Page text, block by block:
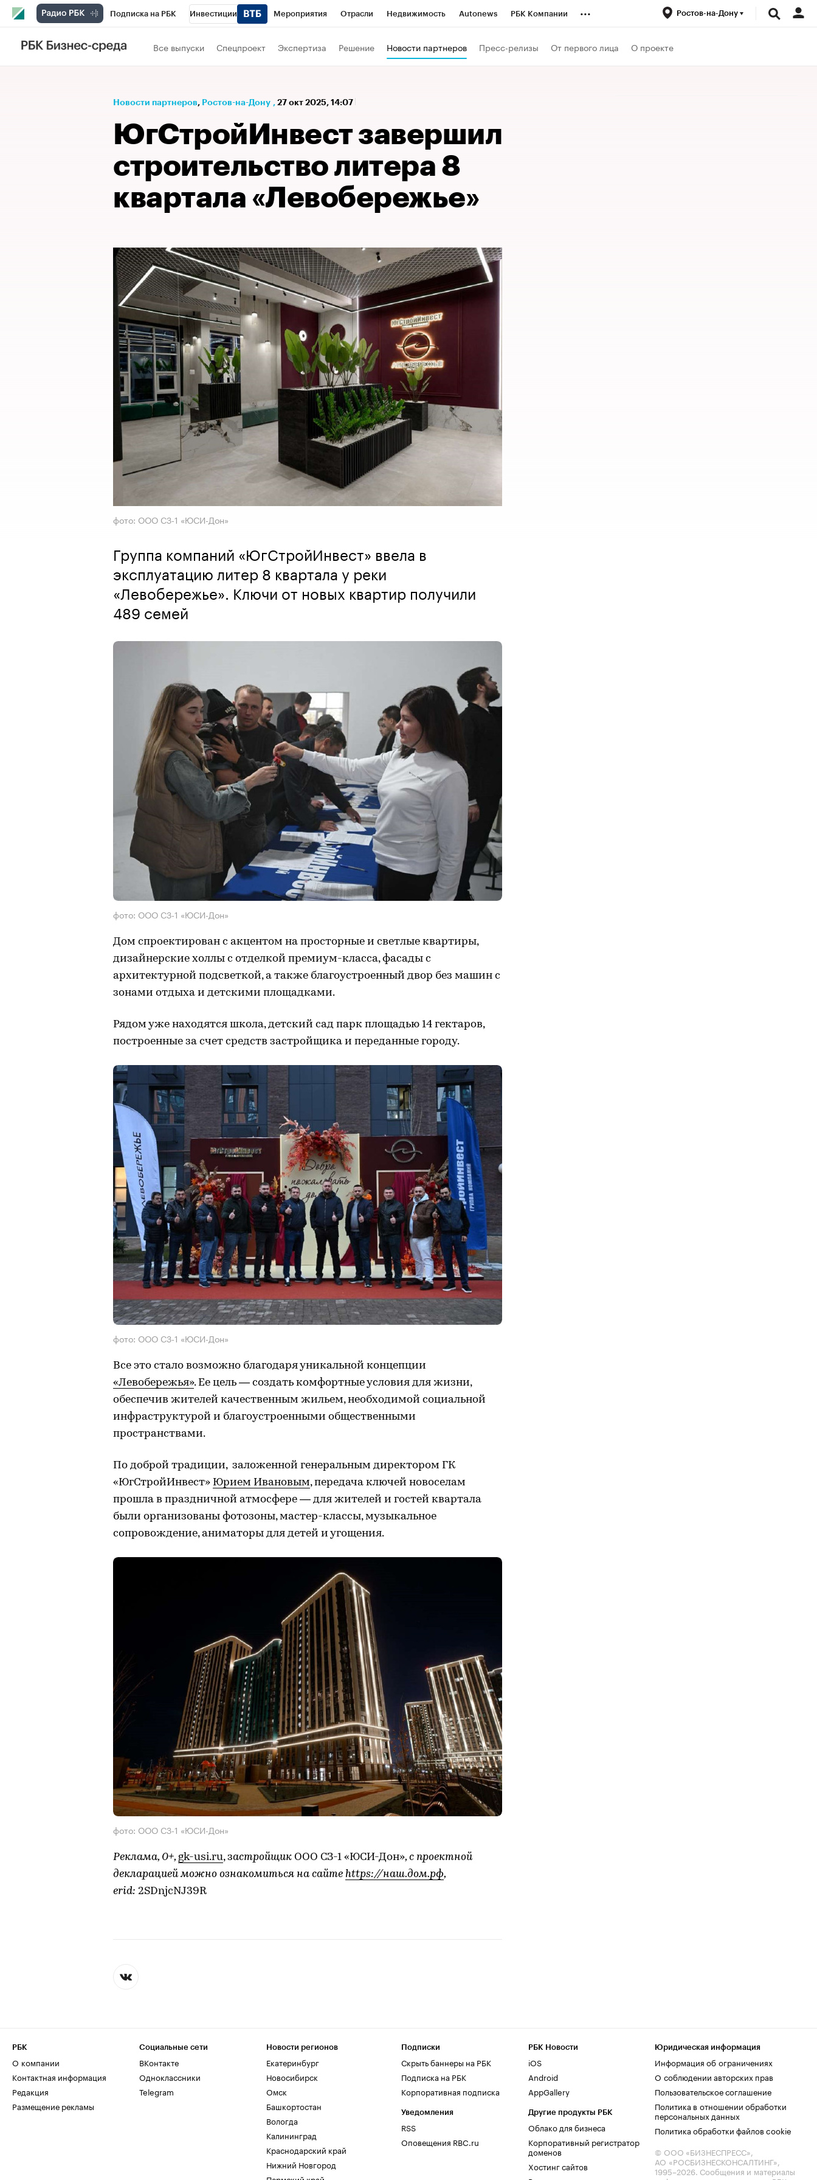
Подписка на РБК Инвестиции Мероприятия Отрасли Недвижимость Autonews РБК Компании
Телеканал
Спецпроекты Проверка контрагентов
Рынок наличной валюты
... Ростов-на-Дону
Все выпуски Спецпроект Экспертиза Решение Новости партнеров Пресс-релизы От первого лица О проекте
Новости партнеров⁠, Ростов-на-Дону , 27 окт 2025, 14:07
ЮгСтройИнвест завершил
строительство литера 8
квартала «Левобережье»
фото: ООО СЗ-1 «ЮСИ-Дон»
Группа компаний «ЮгСтройИнвест» ввела в
эксплуатацию литер 8 квартала у реки
«Левобережье». Ключи от новых квартир получили
489 семей
фото: ООО СЗ-1 «ЮСИ-Дон»
Дом спроектирован с акцентом на просторные и светлые квартиры,
дизайнерские холлы с отделкой премиум-класса, фасады с
архитектурной подсветкой, а также благоустроенный двор без машин с
зонами отдыха и детскими площадками.
Рядом уже находятся школа, детский сад парк площадью 14 гектаров,
построенные за счет средств застройщика и переданные городу.
фото: ООО СЗ-1 «ЮСИ-Дон»
Все это стало возможно благодаря уникальной концепции
«Левобережья». Ее цель — создать комфортные условия для жизни,
обеспечив жителей качественным жильем, необходимой социальной
инфраструктурой и благоустроенными общественными
пространствами.
По доброй традиции, заложенной генеральным директором ГК
«ЮгСтройИнвест» Юрием Ивановым, передача ключей новоселам
прошла в праздничной атмосфере — для жителей и гостей квартала
были организованы фотозоны, мастер-классы, музыкальное
сопровождение, аниматоры для детей и угощения.
фото: ООО СЗ-1 «ЮСИ-Дон»
Реклама, 0+, gk-usi.ru, застройщик ООО СЗ-1 «ЮСИ-Дон», с проектной
декларацией можно ознакомиться на сайте https://наш.дом.рф,
erid: 2SDnjcNJ39R
РБК
О компании
Контактная информация
Редакция
Размещение рекламы
Социальные сети
ВКонтакте
Одноклассники
Telegram
Новости регионов
Екатеринбург
Новосибирск
Омск
Башкортостан
Вологда
Калининград
Краснодарский край
Нижний Новгород
Подписки
Скрыть баннеры на РБК
Подписка на РБК
Корпоративная подписка
Уведомления
RSS
Оповещения RBC.ru
РБК Новости
iOS
Android
AppGallery
Другие продукты РБК
Облако для бизнеса
Корпоративный регистратор
доменов
Хостинг сайтов
Юридическая информация
Информация об ограничениях
О соблюдении авторских прав
Пользовательское соглашение
Политика в отношении обработки
персональных данных
Политика обработки файлов cookie
© ООО «БИЗНЕСПРЕСС»,
АО «РОСБИЗНЕСКОНСАЛТИНГ»,
1995–2026. Сообщения и материалы